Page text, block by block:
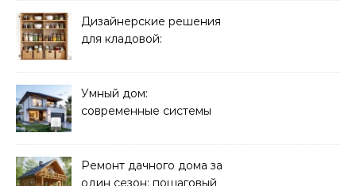
Дизайнерские решения
для кладовой:
Умный дом:
современные системы
Ремонт дачного дома за
один сезон: пошаговый